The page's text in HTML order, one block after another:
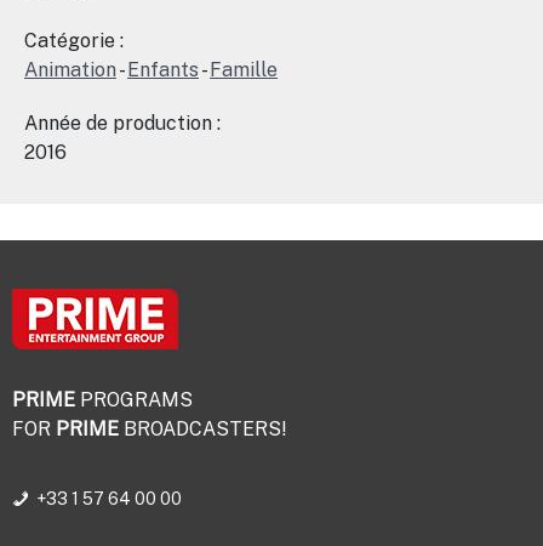
Catégorie :
Animation-Enfants -Famille
Année de production :
2016
PRIME PROGRAMS
FOR PRIME BROADCASTERS!
+33 1 57 64 00 00